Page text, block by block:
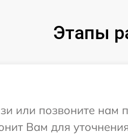
Этапы
или позвоните нам
Вам для